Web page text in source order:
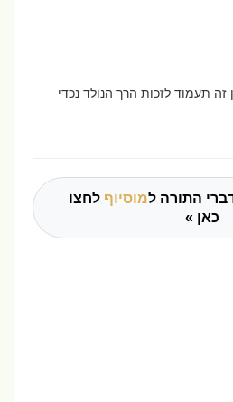
תעמוד לזכות הרך הנולד נכדי
התורה למוסיוףלחצו
כאן »